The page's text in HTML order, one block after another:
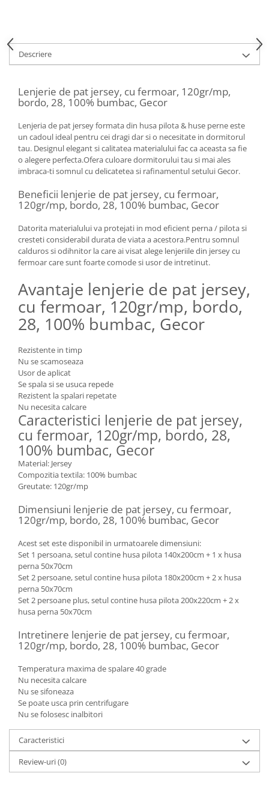
Descriere
Lenjerie de pat jersey, cu fermoar, 120gr/mp,
bordo, 28, 100% bumbac, Gecor
Lenjeria de pat jersey formata din husa pilota & huse perne este
un cadoul ideal pentru cei dragi dar si o necesitate in dormitorul
tau. Designul elegant si calitatea materialului fac ca aceasta sa fie
o alegere perfecta.Ofera culoare dormitorului tau si mai ales
imbraca-ti somnul cu delicatetea si rafinamentul setului Gecor.
Beneficii lenjerie de pat jersey, cu fermoar,
120gr/mp, bordo, 28, 100% bumbac, Gecor
Datorita materialului va protejati in mod eficient perna / pilota si
cresteti considerabil durata de viata a acestora.Pentru somnul
calduros si odihnitor la care ai visat alege lenjeriile din jersey cu
fermoar care sunt foarte comode si usor de intretinut.
Avantaje lenjerie de pat jersey,
cu fermoar, 120gr/mp, bordo,
28, 100% bumbac, Gecor
Rezistente in timp
Nu se scamoseaza
Usor de aplicat
Se spala si se usuca repede
Rezistent la spalari repetate
Nu necesita calcare
Caracteristici lenjerie de pat jersey,
cu fermoar, 120gr/mp, bordo, 28,
100% bumbac, Gecor
Material: Jersey
Compozitia textila: 100% bumbac
Greutate: 120gr/mp
Dimensiuni lenjerie de pat jersey, cu fermoar,
120gr/mp, bordo, 28, 100% bumbac, Gecor
Acest set este disponibil in urmatoarele dimensiuni:
Set 1 persoana, setul contine husa pilota 140x200cm + 1 x husa
perna 50x70cm
Set 2 persoane, setul contine husa pilota 180x200cm + 2 x husa
perna 50x70cm
Set 2 persoane plus, setul contine husa pilota 200x220cm + 2 x
husa perna 50x70cm
Intretinere lenjerie de pat jersey, cu fermoar,
120gr/mp, bordo, 28, 100% bumbac, Gecor
Temperatura maxima de spalare 40 grade
Nu necesita calcare
Nu se sifoneaza
Se poate usca prin centrifugare
Nu se folosesc inalbitori
Caracteristici
Review-uri(0)